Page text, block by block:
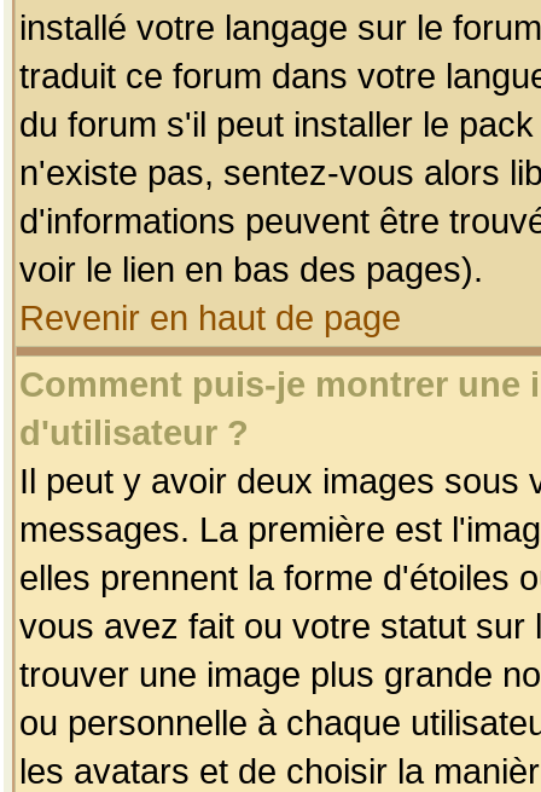
installé votre langage sur le
traduit ce forum dans votre
du forum s'il peut installer le
n'existe pas, sentez-vous alors
d'informations peuvent être
voir le lien en bas des pages).
Revenir en haut de page
Comment puis-je montrer une
d'utilisateur ?
Il peut y avoir deux images sous
messages. La première est
elles prennent la forme d'étoiles
vous avez fait ou votre statut
trouver une image plus grande
ou personnelle à chaque
les avatars et de choisir la